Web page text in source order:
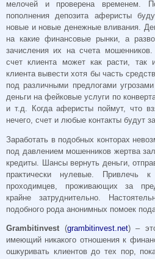
мелочей и проверена временем.
пополнения депозита аферисты
новые и новые денежные вливания.
на какие финансовые рынки, а
зачисления их на счета
счет клиента может как расти, так
клиента вывести хотя бы часть
под различными предлогами
деньги на фейковые услуги по
и т.д. Когда аферисты поймут, что
нечего, счет и любые контакты будут
Заработать в подобных конторах
под давлением мошенников жертва
кредиты. Шансы вернуть деньги,
практически нулевые. Привлечь к
проходимцев, проживающих за
крайне затруднительно.
подобного рода анонимных помоек
Grambitinvest (grambitinvest.net) –
имеющий никакого отношения к
ошкуривать клиентов до тех пор,